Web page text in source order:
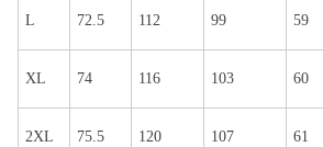
L 72.5 112 99 59
XL 74 116 103 60
2XL 75.5 120 107 61